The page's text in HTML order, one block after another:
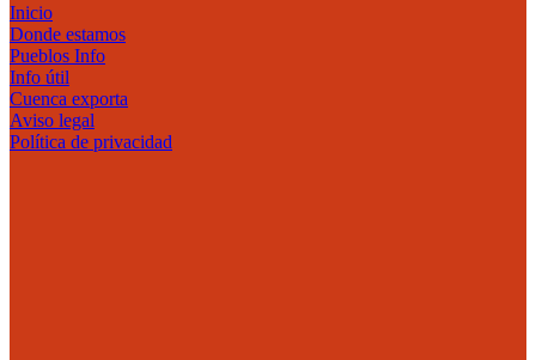
Inicio
Donde estamos
Pueblos Info
Info útil
Cuenca exporta
Aviso legal
Política de privacidad